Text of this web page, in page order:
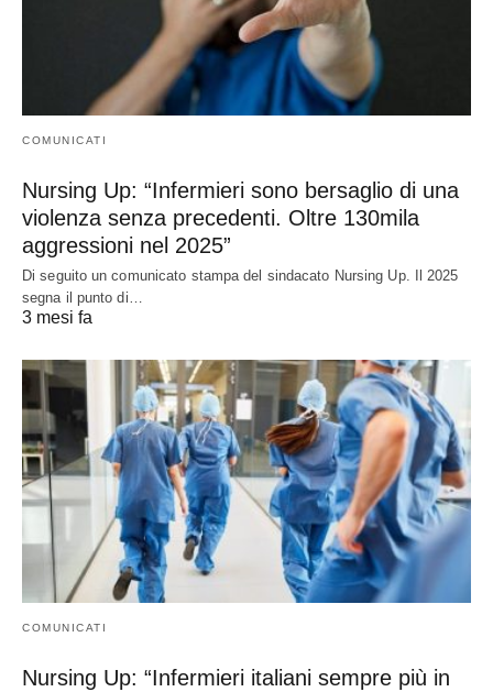
COMUNICATI
Nursing Up: “Infermieri sono bersaglio di una
violenza senza precedenti. Oltre 130mila
aggressioni nel 2025”
Di seguito un comunicato stampa del sindacato Nursing Up. Il 2025
segna il punto di…
3 mesi fa
COMUNICATI
Nursing Up: “Infermieri italiani sempre più in